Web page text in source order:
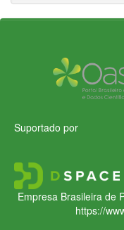
Suportado por
Empresa Brasileira de
https://